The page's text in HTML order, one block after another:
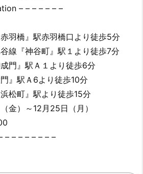
– – – – – – –
羽橋』駅赤羽橋口より徒歩5分
『神谷町』駅１より徒歩7分
』駅Ａ１より徒歩6分
駅Ａ6より徒歩10分
町』駅より徒歩15分
金）～12月25日（月）
– – – – – – – –